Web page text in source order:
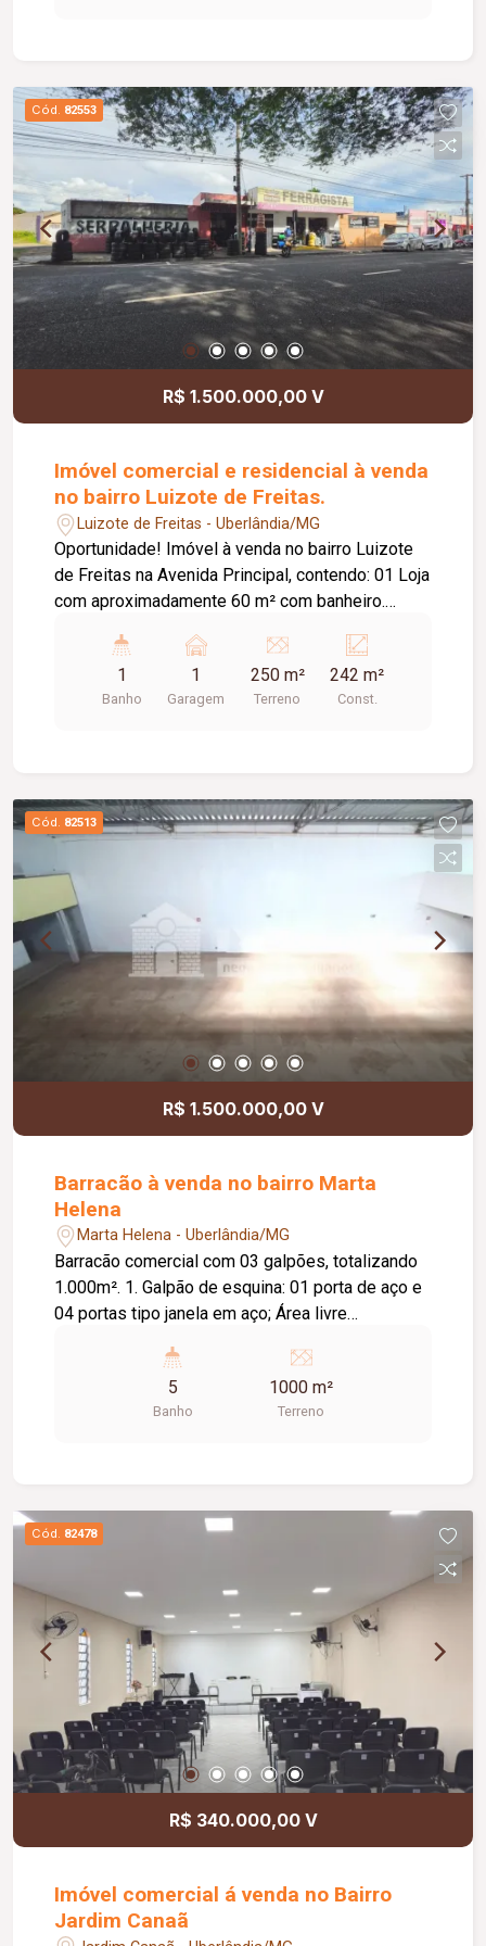
para atividade comercial. Excelente custo-
benefício para a região!
Cód. 82553
R$ 1.500.000,00 V
Imóvel comercial e residencial à venda
no bairro Luizote de Freitas.
Luizote de Freitas - Uberlândia/MG
Oportunidade! Imóvel à venda no bairro Luizote
de Freitas na Avenida Principal, contendo: 01 Loja
com aproximadamente 60 m² com banheiro.
Casa com: 03 quartos sendo 01 suíte, Sala,
Cozinha, Banheiro, Garagem.
1
Banho
1
Garagem
250 m²
Terreno
242 m²
Const.
Cód. 82513
R$ 1.500.000,00 V
Barracão à venda no bairro Marta
Helena
Marta Helena - Uberlândia/MG
Barracão comercial com 03 galpões, totalizando
1.000m². 1. Galpão de esquina: 01 porta de aço e
04 portas tipo janela em aço; Área livre
banheiros acessíveis; Piso em granitina. 2.
Galpão com mezanino: 06 portas de aço; Área
total: 318 m²; Pé-direito: 6,55 m; Mezanino com
telhas sanduíche; Piso em cimento rústico. 3.
Galpão: Portão de correr; Área útil aproximada:
5
Banho
1000 m²
Terreno
Cód. 82478
R$ 340.000,00 V
Imóvel comercial á venda no Bairro
Jardim Canaã